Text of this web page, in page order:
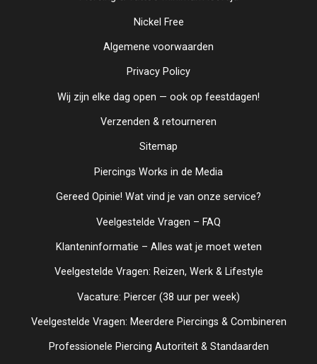
Nickel Free
Algemene voorwaarden
Privacy Policy
Wij zijn elke dag open — ook op feestdagen!
Verzenden & retourneren
Sitemap
Piercings Works in de Media
Gereed Opinie! Wat vind je van onze service?
Veelgestelde Vragen – FAQ
Klanteninformatie – Alles wat je moet weten
Veelgestelde Vragen: Reizen, Werk & Lifestyle
Vacature: Piercer (38 uur per week)
Veelgestelde Vragen: Meerdere Piercings & Combineren
Professionele Piercing Autoriteit & Standaarden